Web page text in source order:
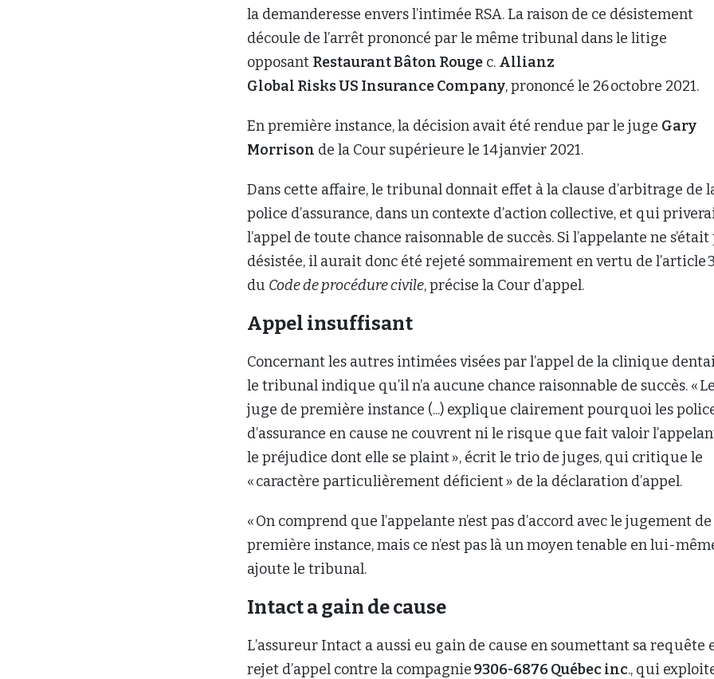
la demanderesse envers l’intimée RSA. La raison de ce désistement
découle de l’arrêt prononcé par le même tribunal dans le litige
opposant Restaurant Bâton Rouge c. Allianz
Global Risks US Insurance Company, prononcé le 26 octobre 2021.
En première instance, la décision avait été rendue par le juge Gary
Morrison de la Cour supérieure le 14 janvier 2021.
Dans cette affaire, le tribunal donnait effet à la clause d’arbitrage de
police d’assurance, dans un contexte d’action collective, et qui
l’appel de toute chance raisonnable de succès. Si l’appelante ne s’était
désistée, il aurait donc été rejeté sommairement en vertu de l’article
du Code de procédure civile, précise la Cour d’appel.
Appel insuffisant
Concernant les autres intimées visées par l’appel de la clinique
le tribunal indique qu’il n’a aucune chance raisonnable de succès. « Le
juge de première instance (...) explique clairement pourquoi les
d’assurance en cause ne couvrent ni le risque que fait valoir
le préjudice dont elle se plaint », écrit le trio de juges, qui critique le
« caractère particulièrement déficient » de la déclaration d’appel.
« On comprend que l’appelante n’est pas d’accord avec le jugement de
première instance, mais ce n’est pas là un moyen tenable en lui-
ajoute le tribunal.
Intact a gain de cause
L’assureur Intact a aussi eu gain de cause en soumettant sa requête
rejet d’appel contre la compagnie9306-6876 Québec inc., qui